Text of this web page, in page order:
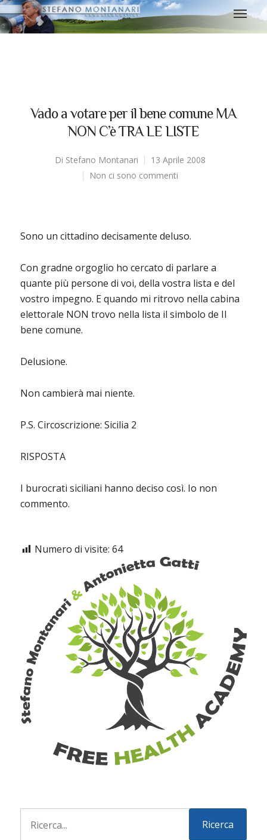
Vado a votare per il bene comune MA
NON C’è TRA LE LISTE
Di Stefano Montanari
13 Aprile 2008
Non ci sono commenti
Sono un cittadino decisamente deluso.
Con gradne orgoglio ho cercato di parlare a
quante più persone di voi, della vostra lista e del
vostro impegno. E quando mi ritrovo nella cabina
elettorale NON trovo nella lista il simbolo de Il
bene comune.
Delusione.
Non cambierà mai niente.
P.S. Circoscrizione: Sicilia 2
RISPOSTA
I burocrati siciliani hanno deciso così. Io non
commento.
Numero di visite: 64